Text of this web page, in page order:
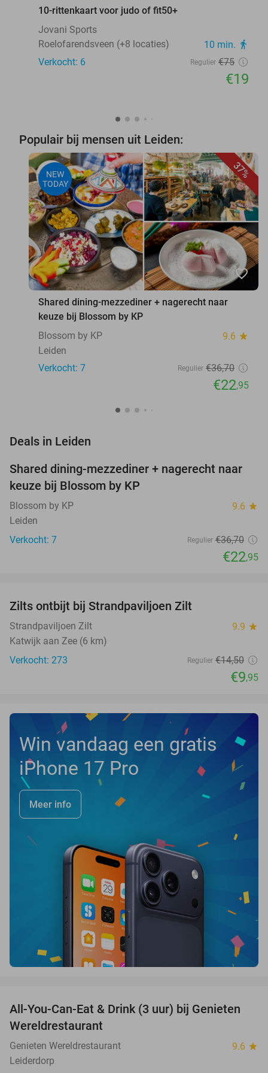
10-rittenkaart voor judo of fit50+
Jovani Sports
Roelofarendsveen (+8 locaties)
10 min. directions_walk
Verkocht: 6 Regulier €75
€19
Populair bij mensen uit Leiden:
37%
NEW
TODAY
favorite_border
Shared dining-mezzediner + nagerecht naar
keuze bij Blossom by KP
Blossom by KP
9.6 star
Leiden
Verkocht: 7
Regulier €36,70
€22,95
Deals in Leiden
37%
TODAY
Shared dining-mezzediner + nagerecht naar
keuze bij Blossom by KP
Blossom by KP 9.6 star
Leiden
Verkocht: 7
Regulier €36,70
€22,95
Zilts ontbijt bij Strandpaviljoen Zilt
Strandpaviljoen Zilt 9.9 star
Katwijk aan Zee (6 km)
Verkocht: 273
Regulier €14,50
€9,95
Win vandaag een gratis
iPhone 17 Pro
Meer info
19%
All-You-Can-Eat & Drink (3 uur) bij Genieten
Wereldrestaurant
Genieten Wereldrestaurant 9.6 star
Leiderdorp